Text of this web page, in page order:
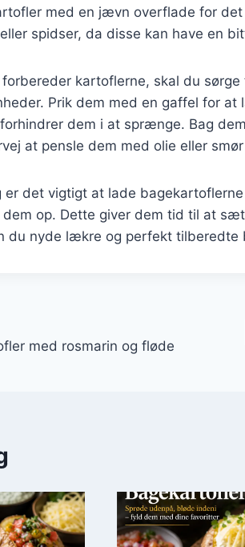
med en jævn overflade for
spidser, da disse kan have en
kartoflerne, skal du
Prik dem med en gaffel for
dem i at sprænge. Bag
at pensle dem med olie eller
er det vigtigt at lade
op. Dette giver dem tid til at
du nyde lækre og perfekt tilberedte
med rosmarin og fløde